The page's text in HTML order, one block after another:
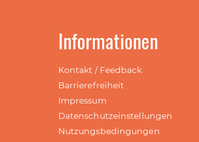
Informationen
Kontakt / Feedback
Barrierefreiheit
Impressum
Datenschutzeinstellungen
Nutzungsbedingungen